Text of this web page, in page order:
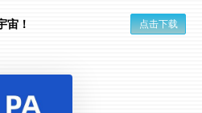
宙！ 点击下载